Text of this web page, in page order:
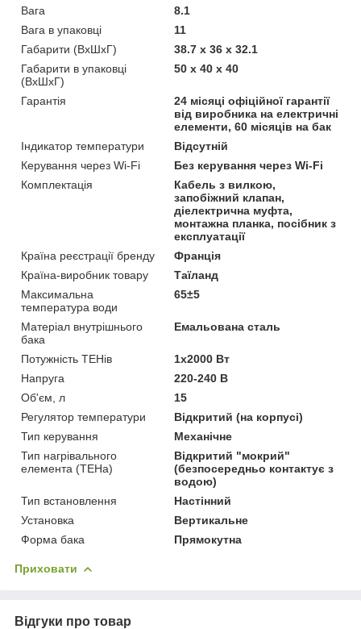
Вага
8.1
Вага в упаковці
11
Габарити (ВхШхГ)
38.7 x 36 x 32.1
Габарити в упаковці
(ВхШхГ)
50 х 40 х 40
Гарантія
24 місяці офіційної гарантії
від виробника на електричні
елементи, 60 місяців на бак
Індикатор температури
Відсутній
Керування через Wi-Fi
Без керування через Wi-Fi
Комплектація
Кабель з вилкою,
запобіжний клапан,
діелектрична муфта,
монтажна планка, посібник з
експлуатації
Країна реєстрації бренду
Франція
Країна-виробник товару
Таїланд
Максимальна
температура води
65±5
Матеріал внутрішнього
бака
Емальована сталь
Потужність ТЕНів
1х2000 Вт
Напруга
220-240 В
Об'єм, л
15
Регулятор температури
Відкритий (на корпусі)
Тип керування
Механічне
Тип нагрівального
елемента (ТЕНа)
Відкритий "мокрий"
(безпосередньо контактує з
водою)
Тип встановлення
Настінний
Установка
Вертикальне
Форма бака
Прямокутна
Приховати
Відгуки про товар